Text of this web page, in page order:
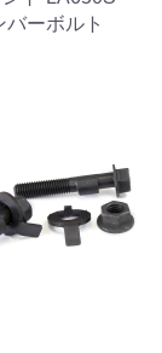
バーボルト